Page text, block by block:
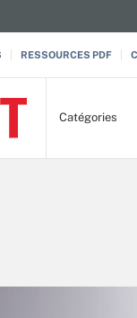
RESSOURCES PDF
Catégories